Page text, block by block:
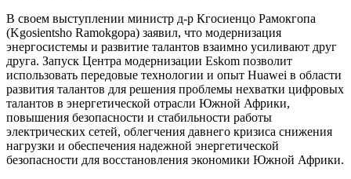
В своем выступлении министр д-р Кгосиенцо Рамокгопа
(Kgosientsho Ramokgopa) заявил, что модернизация
энергосистемы и развитие талантов взаимно усиливают друг
друга. Запуск Центра модернизации Eskom позволит
использовать передовые технологии и опыт Huawei в области
развития талантов для решения проблемы нехватки цифровых
талантов в энергетической отрасли Южной Африки,
повышения безопасности и стабильности работы
электрических сетей, облегчения давнего кризиса снижения
нагрузки и обеспечения надежной энергетической
безопасности для восстановления экономики Южной Африки.